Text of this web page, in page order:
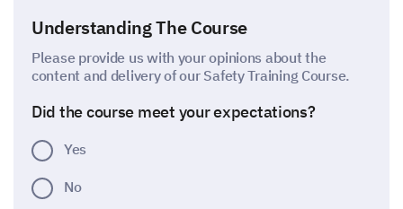
Understanding The Course
Please provide us with your opinions about the
content and delivery of our Safety Training Course.
Did the course meet your expectations?
Yes
No